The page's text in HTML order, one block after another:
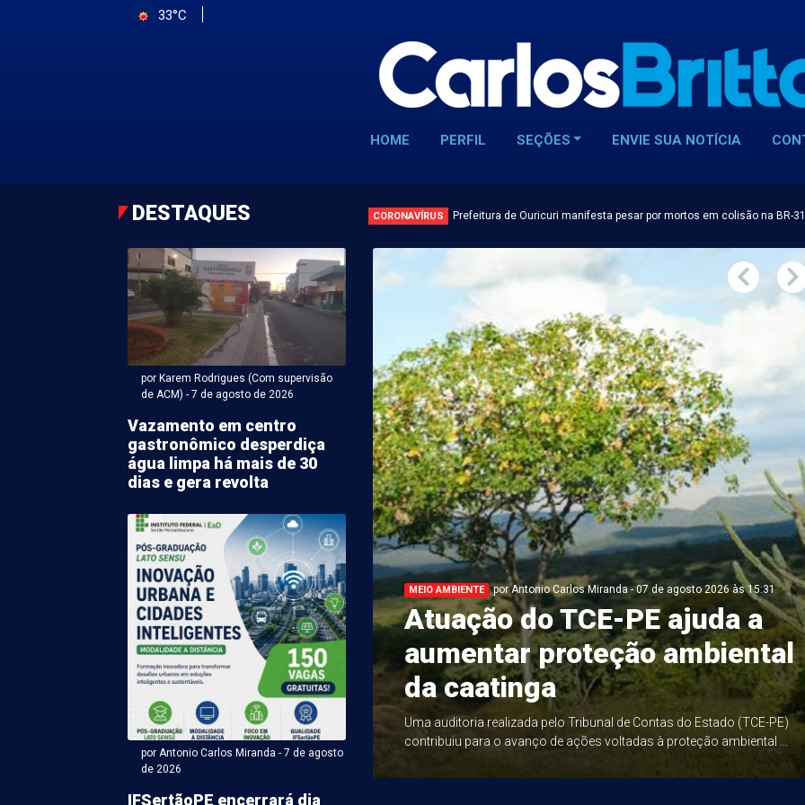
33°C
HOME PERFIL SEÇÕES ENVIE SUA NOTÍCIA
DESTAQUES CORONAVÍRUS Prefeitura de Ouricuri manifesta pesar por mortos em colisão na BR-
por Karem Rodrigues (Com supervisão
de ACM) - 7 de agosto de 2026
Vazamento em centro
gastronômico desperdiça
água limpa há mais de 30
dias e gera revolta
por Antonio Carlos Miranda - 7 de agosto
de 2026
IFSertãoPE encerrará dia
Rodrigues (Com supervisão de ACM) - 07 de agosto 2026
Homem com 2
de prisão morre
policial
tinha dois mandados de prisão em aberto morreu
com policiais militares na BA-235, no sentido ...
MEIO AMBIENTE por Antonio Carlos Miranda - 07 de agosto 2026 às 15:31
Atuação do TCE-PE ajuda a
aumentar proteção ambiental
da caatinga
Uma auditoria realizada pelo Tribunal de Contas do Estado (TCE-PE)
contribuiu para o avanço de ações voltadas à proteção ambiental ...